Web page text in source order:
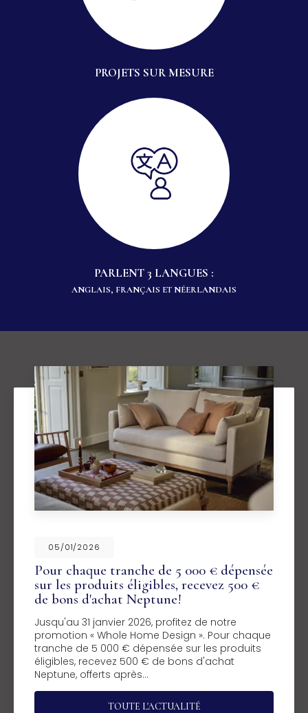
PROJETS SUR MESURE
PARLENT 3 LANGUES :
ANGLAIS, FRANÇAIS ET NÉERLANDAIS
05/01/2026
Pour chaque tranche de 5 000 € dépensée
sur les produits éligibles, recevez 500 €
de bons d'achat Neptune!
Jusqu'au 31 janvier 2026, profitez de notre
promotion « Whole Home Design ». Pour chaque
tranche de 5 000 € dépensée sur les produits
éligibles, recevez 500 € de bons d'achat
Neptune, offerts après…
TOUTE L'ACTUALITÉ